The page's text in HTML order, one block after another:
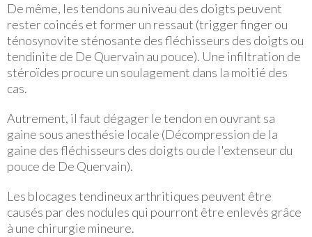
De même, les tendons au niveau des doigts peuvent
rester coincés et former un ressaut (trigger finger ou
ténosynovite sténosante des fléchisseurs des doigts ou
tendinite de De Quervain au pouce). Une infiltration de
stéroïdes procure un soulagement dans la moitié des
cas.
Autrement, il faut dégager le tendon en ouvrant sa
gaine sous anesthésie locale (Décompression de la
gaine des fléchisseurs des doigts ou de l'extenseur du
pouce de De Quervain).
Les blocages tendineux arthritiques peuvent être
causés par des nodules qui pourront être enlevés grâce
à une chirurgie mineure.